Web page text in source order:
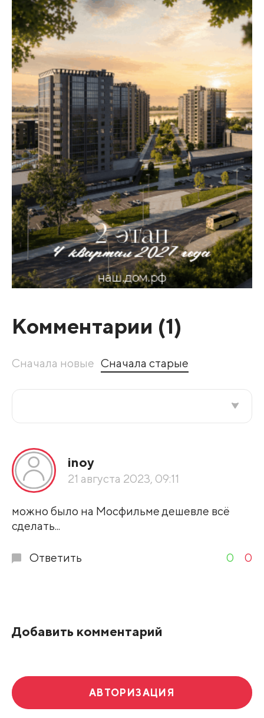
Комментарии (1)
Сначала новые Сначала старые
По рейтингу
Развернуть все
inoy
21 августа 2023, 09:11
можно было на Мосфильме дешевле всё
сделать...
Ответить 0 0
Добавить комментарий
АВТОРИЗАЦИЯ